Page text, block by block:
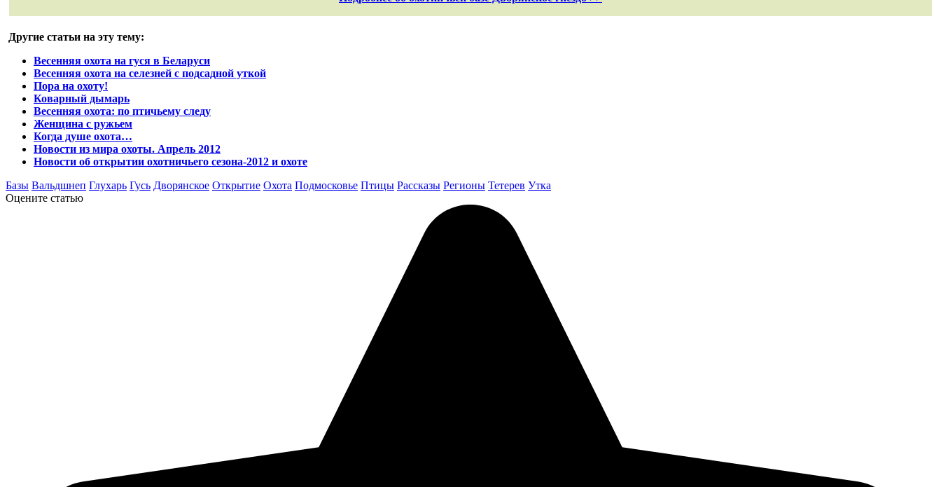
Другие статьи на эту тему:
Весенняя охота на гуся в Беларуси
Весенняя охота на селезней с подсадной уткой
Пора на охоту!
Коварный дымарь
Весенняя охота: по птичьему следу
Женщина с ружьем
Когда душе охота…
Новости из мира охоты. Апрель 2012
Новости об открытии охотничьего сезона-2012 и охоте
Базы Вальдшнеп Глухарь Гусь Дворянское Открытие Охота Подмосковье Птицы Рассказы Регионы Тетерев Утка
Оцените статью